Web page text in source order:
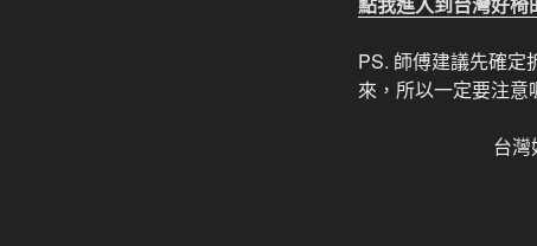
PS. 師傅建議先確定
來，所以一定要注意
台灣